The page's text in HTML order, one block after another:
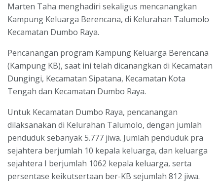
Marten Taha menghadiri sekaligus mencanangkan
Kampung Keluarga Berencana, di Kelurahan Talumolo
Kecamatan Dumbo Raya.
Pencanangan program Kampung Keluarga Berencana
(Kampung KB), saat ini telah dicanangkan di Kecamatan
Dungingi, Kecamatan Sipatana, Kecamatan Kota
Tengah dan Kecamatan Dumbo Raya.
Untuk Kecamatan Dumbo Raya, pencanangan
dilaksanakan di Kelurahan Talumolo, dengan jumlah
penduduk sebanyak 5.777 jiwa. Jumlah penduduk pra
sejahtera berjumlah 10 kepala keluarga, dan keluarga
sejahtera I berjumlah 1062 kepala keluarga, serta
persentase keikutsertaan ber-KB sejumlah 812 jiwa.